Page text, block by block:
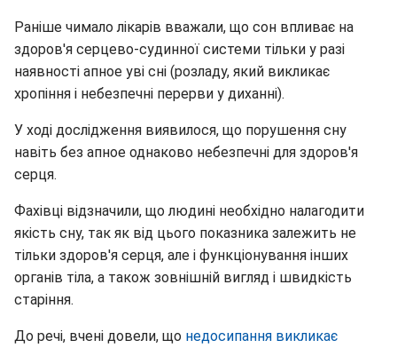
Раніше чимало лікарів вважали, що сон впливає на
здоров'я серцево-судинної системи тільки у разі
наявності апное уві сні (розладу, який викликає
хропіння і небезпечні перерви у диханні).
У ході дослідження виявилося, що порушення сну
навіть без апное однаково небезпечні для здоров'я
серця.
Фахівці відзначили, що людині необхідно налагодити
якість сну, так як від цього показника залежить не
тільки здоров'я серця, але і функціонування інших
органів тіла, а також зовнішній вигляд і швидкість
старіння.
До речі, вчені довели, що недосипання викликає